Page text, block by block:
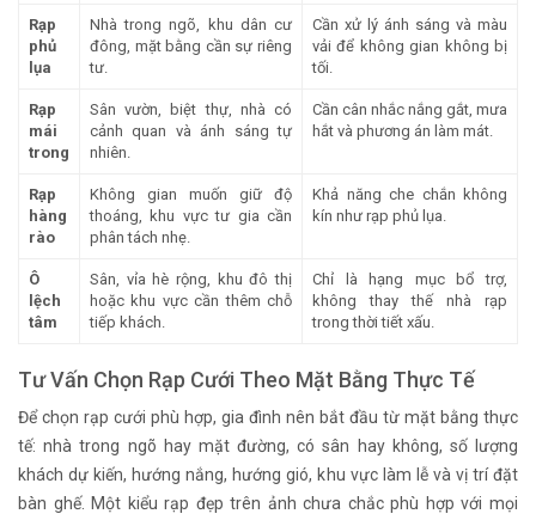
Rạp
phủ
lụa
Nhà trong ngõ, khu dân cư
đông, mặt bằng cần sự riêng
tư.
Cần xử lý ánh sáng và màu
vải để không gian không bị
tối.
Rạp
mái
trong
Sân vườn, biệt thự, nhà có
cảnh quan và ánh sáng tự
nhiên.
Cần cân nhắc nắng gắt, mưa
hắt và phương án làm mát.
Rạp
hàng
rào
Không gian muốn giữ độ
thoáng, khu vực tư gia cần
phân tách nhẹ.
Khả năng che chắn không
kín như rạp phủ lụa.
Ô
lệch
tâm
Sân, vỉa hè rộng, khu đô thị
hoặc khu vực cần thêm chỗ
tiếp khách.
Chỉ là hạng mục bổ trợ,
không thay thế nhà rạp
trong thời tiết xấu.
Tư Vấn Chọn Rạp Cưới Theo Mặt Bằng Thực Tế
Để chọn rạp cưới phù hợp, gia đình nên bắt đầu từ mặt bằng thực
tế: nhà trong ngõ hay mặt đường, có sân hay không, số lượng
khách dự kiến, hướng nắng, hướng gió, khu vực làm lễ và vị trí đặt
bàn ghế. Một kiểu rạp đẹp trên ảnh chưa chắc phù hợp với mọi